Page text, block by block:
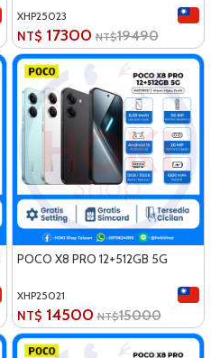
XHP25023
NT$ 17300 NT$19490
POCO X8 PRO 12+512GB 5G
XHP25021
NT$ 14500 NT$15000